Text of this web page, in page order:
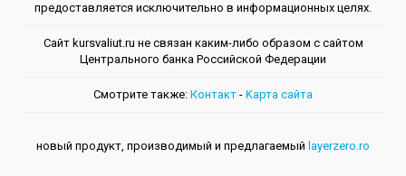
предоставляется исключительно в информационных целях.
Сайт kursvaliut.ru не связан каким-либо образом с сайтом
Центрального банкa Российской Федерации
Смотрите также: Контакт - Kарта сайта
новый продукт, производимый и предлагаемый layerzero.ro